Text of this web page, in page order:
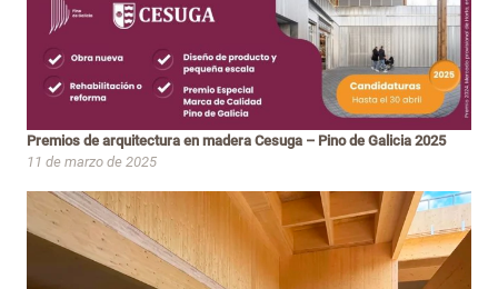
Premios de arquitectura en madera Cesuga – Pino de Galicia 2025
11 de marzo de 2025